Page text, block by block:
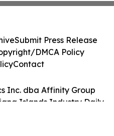
Inc. dba Affinity Group
Islands Industry Daily.
Submit Press Release
DMCA Policy
Contact